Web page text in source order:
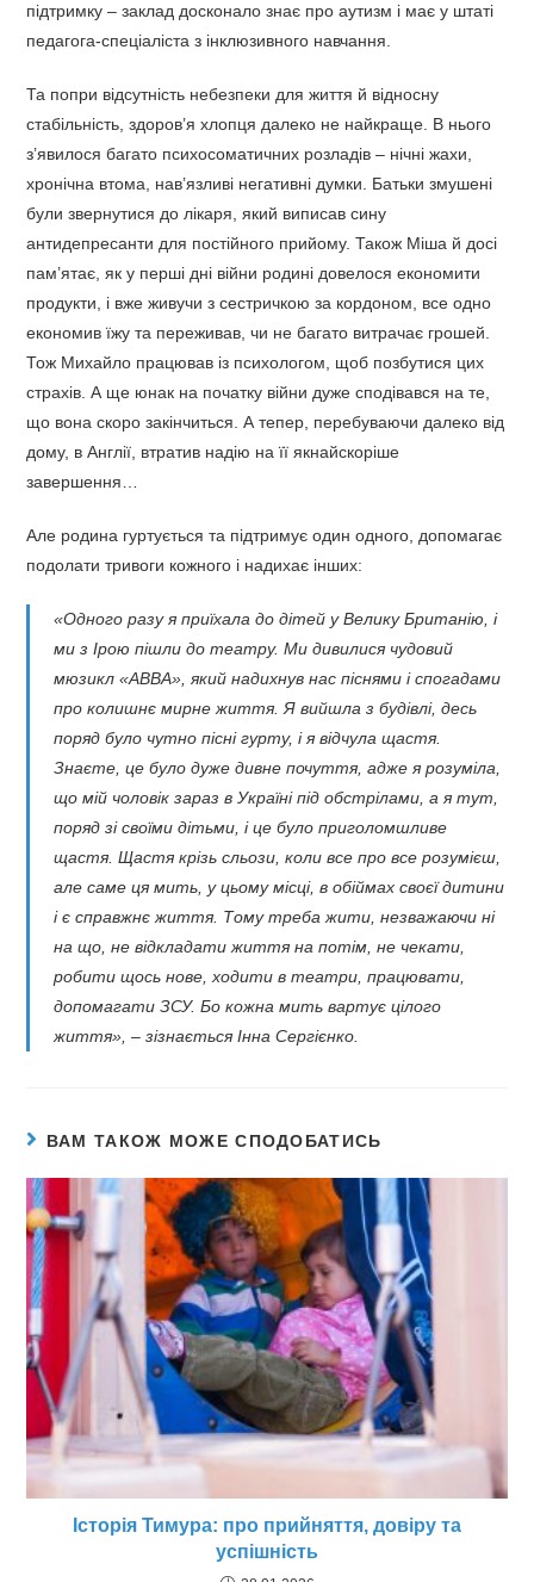
підтримку – заклад досконало знає про аутизм і має у штаті
педагога-спеціаліста з інклюзивного навчання.
Та попри відсутність небезпеки для життя й відносну
стабільність, здоров’я хлопця далеко не найкраще. В нього
з’явилося багато психосоматичних розладів – нічні жахи,
хронічна втома, нав’язливі негативні думки. Батьки змушені
були звернутися до лікаря, який виписав сину
антидепресанти для постійного прийому. Також Міша й досі
пам’ятає, як у перші дні війни родині довелося економити
продукти, і вже живучи з сестричкою за кордоном, все одно
економив їжу та переживав, чи не багато витрачає грошей.
Тож Михайло працював із психологом, щоб позбутися цих
страхів. А ще юнак на початку війни дуже сподівався на те,
що вона скоро закінчиться. А тепер, перебуваючи далеко від
дому, в Англії, втратив надію на її якнайскоріше
завершення…
Але родина гуртується та підтримує один одного, допомагає
подолати тривоги кожного і надихає інших:
«Одного разу я приїхала до дітей у Велику Британію, і
ми з Ірою пішли до театру. Ми дивилися чудовий
мюзикл «ABBA», який надихнув нас піснями і спогадами
про колишнє мирне життя. Я вийшла з будівлі, десь
поряд було чутно пісні гурту, і я відчула щастя.
Знаєте, це було дуже дивне почуття, адже я розуміла,
що мій чоловік зараз в Україні під обстрілами, а я тут,
поряд зі своїми дітьми, і це було приголомшливе
щастя. Щастя крізь сльози, коли все про все розумієш,
але саме ця мить, у цьому місці, в обіймах своєї дитини
і є справжнє життя. Тому треба жити, незважаючи ні
на що, не відкладати життя на потім, не чекати,
робити щось нове, ходити в театри, працювати,
допомагати ЗСУ. Бо кожна мить вартує цілого
життя», – зізнається Інна Сергієнко.
ВАМ ТАКОЖ МОЖЕ СПОДОБАТИСЬ
Історія Тимура: про прийняття, довіру та
успішність